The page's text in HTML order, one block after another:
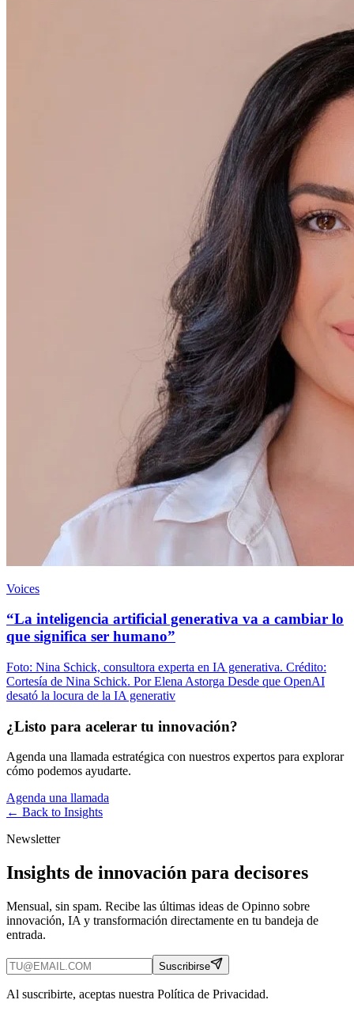
Voices
“La inteligencia artificial generativa va a cambiar lo
que significa ser humano”
Foto: Nina Schick, consultora experta en IA generativa. Crédito:
Cortesía de Nina Schick. Por Elena Astorga Desde que OpenAI
desató la locura de la IA generativ
¿Listo para acelerar tu innovación?
Agenda una llamada estratégica con nuestros expertos para explorar
cómo podemos ayudarte.
Agenda una llamada
← Back to Insights
Newsletter
Insights de innovación para decisores
Mensual, sin spam. Recibe las últimas ideas de Opinno sobre
innovación, IA y transformación directamente en tu bandeja de
entrada.
Suscribirse
Al suscribirte, aceptas nuestra Política de Privacidad.